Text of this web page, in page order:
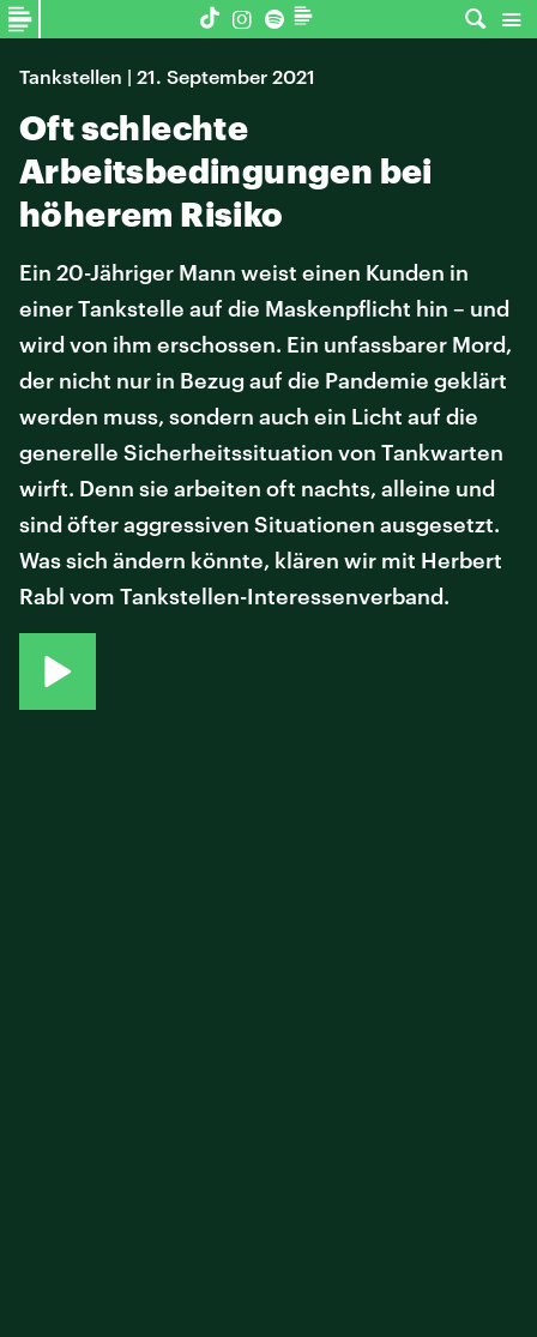
Tankstellen | 21. September 2021
Oft schlechte
Arbeitsbedingungen bei
höherem Risiko
Ein 20-Jähriger Mann weist einen Kunden in
einer Tankstelle auf die Maskenpflicht hin – und
wird von ihm erschossen. Ein unfassbarer Mord,
der nicht nur in Bezug auf die Pandemie geklärt
werden muss, sondern auch ein Licht auf die
generelle Sicherheitssituation von Tankwarten
wirft. Denn sie arbeiten oft nachts, alleine und
sind öfter aggressiven Situationen ausgesetzt.
Was sich ändern könnte, klären wir mit Herbert
Rabl vom Tankstellen-Interessenverband.